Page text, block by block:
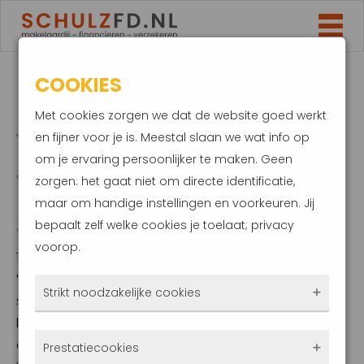
EXTRA SUBSIDIE
VOOR HET
VERDUURZAMEN VAN
JE WONING
18 december 2023
Wil je jouw woning verduurzamen, maar
schrik je van het kostenplaatje? Ook in 2024
kan je subsidie aanvragen voor het
doorvoeren van verschillende maatregelen.
COOKIES
Met cookies zorgen we dat de website goed werkt
en fijner voor je is. Meestal slaan we wat info op
om je ervaring persoonlijker te maken. Geen
zorgen: het gaat niet om directe identificatie,
maar om handige instellingen en voorkeuren. Jij
bepaalt zelf welke cookies je toelaat; privacy
voorop.
Strikt noodzakelijke cookies
Prestatiecookies